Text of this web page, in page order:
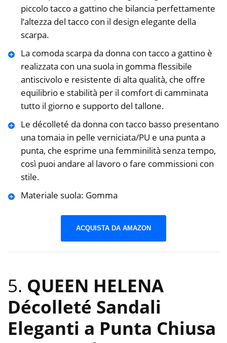
piccolo tacco a gattino che bilancia perfettamente
l’altezza del tacco con il design elegante della
scarpa.
La comoda scarpa da donna con tacco a gattino è
realizzata con una suola in gomma flessibile
antiscivolo e resistente di alta qualità, che offre
equilibrio e stabilità per il comfort di camminata
tutto il giorno e supporto del tallone.
Le décolleté da donna con tacco basso presentano
una tomaia in pelle verniciata/PU e una punta a
punta, che esprime una femminilità senza tempo,
così puoi andare al lavoro o fare commissioni con
stile.
Materiale suola: Gomma
ACQUISTA DA AMAZON
5. QUEEN HELENA
Décolleté Sandali
Eleganti a Punta Chiusa